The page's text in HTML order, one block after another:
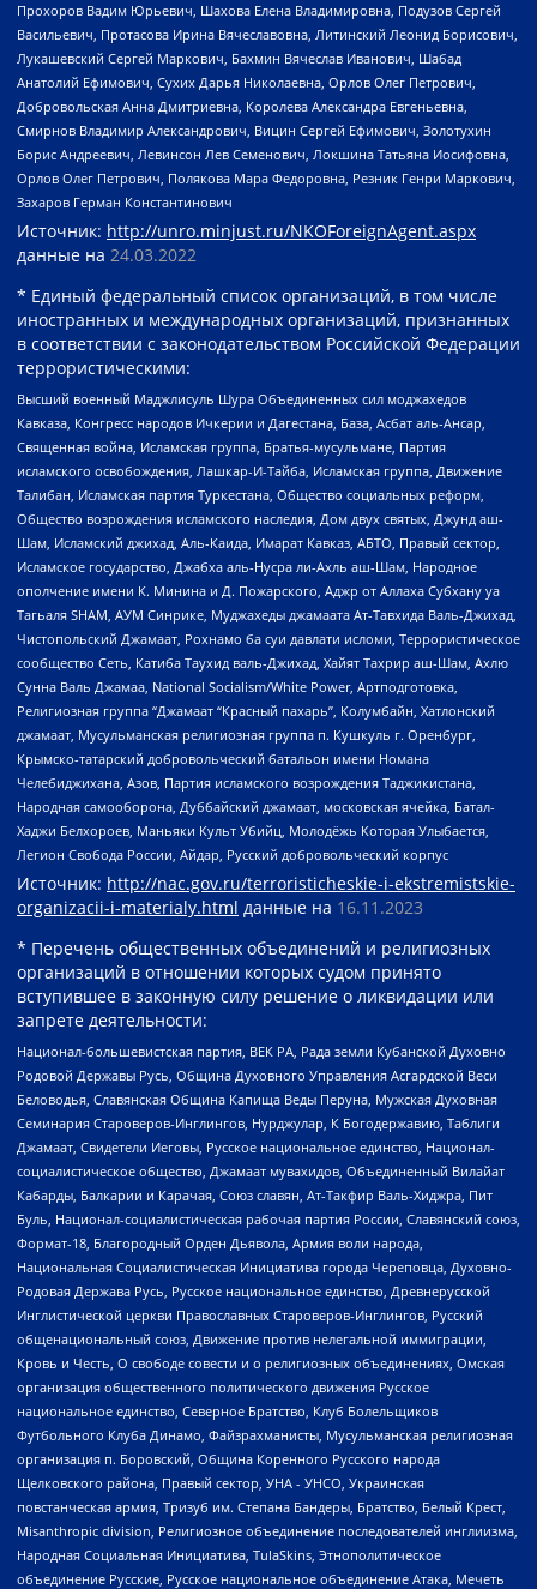
Прохоров Вадим Юрьевич, Шахова Елена Владимировна, Подузов Сергей
Васильевич, Протасова Ирина Вячеславовна, Литинский Леонид Борисович,
Лукашевский Сергей Маркович, Бахмин Вячеслав Иванович, Шабад
Анатолий Ефимович, Сухих Дарья Николаевна, Орлов Олег Петрович,
Добровольская Анна Дмитриевна, Королева Александра Евгеньевна,
Смирнов Владимир Александрович, Вицин Сергей Ефимович, Золотухин
Борис Андреевич, Левинсон Лев Семенович, Локшина Татьяна Иосифовна,
Орлов Олег Петрович, Полякова Мара Федоровна, Резник Генри Маркович,
Захаров Герман Константинович
Источник: http://unro.minjust.ru/NKOForeignAgent.aspx
данные на 24.03.2022
* Единый федеральный список организаций, в том числе
иностранных и международных организаций, признанных
в соответствии с законодательством Российской Федерации
террористическими:
Высший военный Маджлисуль Шура Объединенных сил моджахедов
Кавказа, Конгресс народов Ичкерии и Дагестана, База, Асбат аль-Ансар,
Священная война, Исламская группа, Братья-мусульмане, Партия
исламского освобождения, Лашкар-И-Тайба, Исламская группа, Движение
Талибан, Исламская партия Туркестана, Общество социальных реформ,
Общество возрождения исламского наследия, Дом двух святых, Джунд аш-
Шам, Исламский джихад, Аль-Каида, Имарат Кавказ, АБТО, Правый сектор,
Исламское государство, Джабха аль-Нусра ли-Ахль аш-Шам, Народное
ополчение имени К. Минина и Д. Пожарского, Аджр от Аллаха Субхану уа
Тагьаля SHAM, АУМ Синрике, Муджахеды джамаата Ат-Тавхида Валь-Джихад,
Чистопольский Джамаат, Рохнамо ба суи давлати исломи, Террористическое
сообщество Сеть, Катиба Таухид валь-Джихад, Хайят Тахрир аш-Шам, Ахлю
Сунна Валь Джамаа, National Socialism/White Power, Артподготовка,
Религиозная группа “Джамаат “Красный пахарь”, Колумбайн, Хатлонский
джамаат, Мусульманская религиозная группа п. Кушкуль г. Оренбург,
Крымско-татарский добровольческий батальон имени Номана
Челебиджихана, Азов, Партия исламского возрождения Таджикистана,
Народная самооборона, Дуббайский джамаат, московская ячейка, Батал-
Хаджи Белхороев, Маньяки Культ Убийц, Молодёжь Которая Улыбается,
Легион Свобода России, Айдар, Русский добровольческий корпус
Источник: http://nac.gov.ru/terroristicheskie-i-ekstremistskie-
organizacii-i-materialy.html данные на 16.11.2023
* Перечень общественных объединений и религиозных
организаций в отношении которых судом принято
вступившее в законную силу решение о ликвидации или
запрете деятельности:
Национал-большевистская партия, ВЕК РА, Рада земли Кубанской Духовно
Родовой Державы Русь, Община Духовного Управления Асгардской Веси
Беловодья, Славянская Община Капища Веды Перуна, Мужская Духовная
Семинария Староверов-Инглингов, Нурджулар, К Богодержавию, Таблиги
Джамаат, Свидетели Иеговы, Русское национальное единство, Национал-
социалистическое общество, Джамаат мувахидов, Объединенный Вилайат
Кабарды, Балкарии и Карачая, Союз славян, Ат-Такфир Валь-Хиджра, Пит
Буль, Национал-социалистическая рабочая партия России, Славянский союз,
Формат-18, Благородный Орден Дьявола, Армия воли народа,
Национальная Социалистическая Инициатива города Череповца, Духовно-
Родовая Держава Русь, Русское национальное единство, Древнерусской
Инглистической церкви Православных Староверов-Инглингов, Русский
общенациональный союз, Движение против нелегальной иммиграции,
Кровь и Честь, О свободе совести и о религиозных объединениях, Омская
организация общественного политического движения Русское
национальное единство, Северное Братство, Клуб Болельщиков
Футбольного Клуба Динамо, Файзрахманисты, Мусульманская религиозная
организация п. Боровский, Община Коренного Русского народа
Щелковского района, Правый сектор, УНА - УНСО, Украинская
повстанческая армия, Тризуб им. Степана Бандеры, Братство, Белый Крест,
Misanthropic division, Религиозное объединение последователей инглиизма,
Народная Социальная Инициатива, TulaSkins, Этнополитическое
объединение Русские, Русское национальное объединение Атака, Мечеть